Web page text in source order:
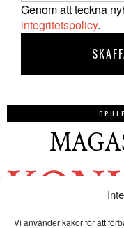
Vi använder kakor för att
Genom att teckna
integritetspolicy.